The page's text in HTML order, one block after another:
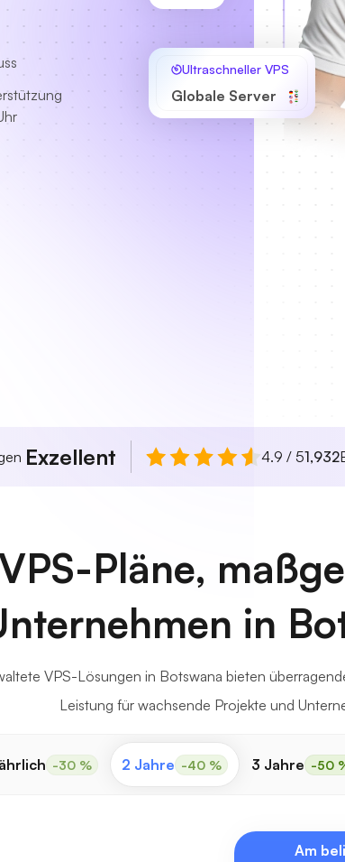
Ultraschneller VPS
Globale Server
Exzellent 4.9 / 51,932
Pläne,
in
VPS-Lösungen in Botswana bieten
Leistung für wachsende Projekte und
-30 % 2 Jahre -40 % 3 Jahre -50
Am